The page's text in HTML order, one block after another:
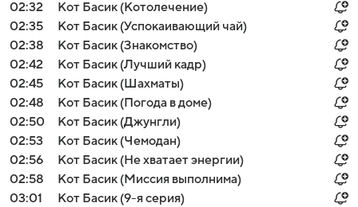
02:32
Кот Басик (Котолечение)
02:35
Кот Басик (Успокаивающий чай)
02:38
Кот Басик (Знакомство)
02:42
Кот Басик (Лучший кадр)
02:45
Кот Басик (Шахматы)
02:48
Кот Басик (Погода в доме)
02:50
Кот Басик (Джунгли)
02:53
Кот Басик (Чемодан)
02:56
Кот Басик (Не хватает энергии)
02:58
Кот Басик (Миссия выполнима)
03:01
Кот Басик (9-я серия)